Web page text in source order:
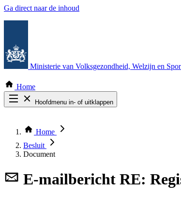
Ga direct naar de inhoud
Ministerie van Volksgezondheid, Welzijn en
Home
Hoofdmenu in- of uitklappen
Thema COVID-19
Bekijk per bestuursorgaan
Home
Besluit
Document
E-mailbericht RE: